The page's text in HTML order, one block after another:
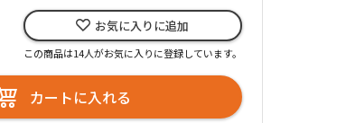
お気に入りに追加
この商品は14人がお気に入りに登録しています。
カートに入れる